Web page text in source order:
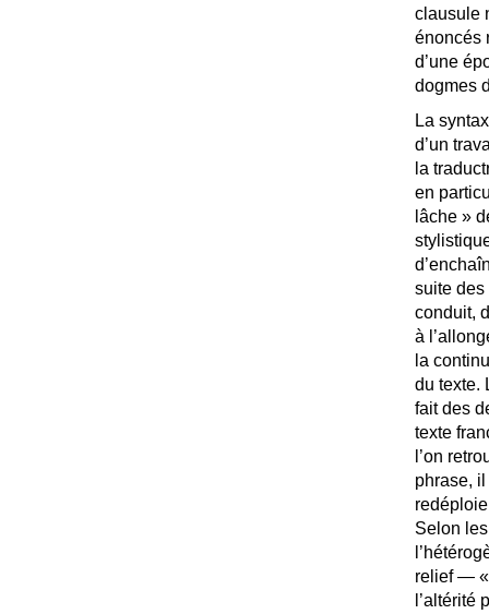
clausule
énoncés
d’une
dogmes
La
d’un
la
en
lâche »
suite des
conduit,
à
la
du texte.
fait des
texte
l’on
phrase, il
Selon
relief — «
l’altérité